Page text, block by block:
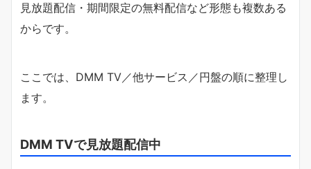
見放題配信・期間限定の無料配信など形態も複数ある
からです。
ここでは、DMM TV／他サービス／円盤の順に整理し
ます。
DMM TVで見放題配信中